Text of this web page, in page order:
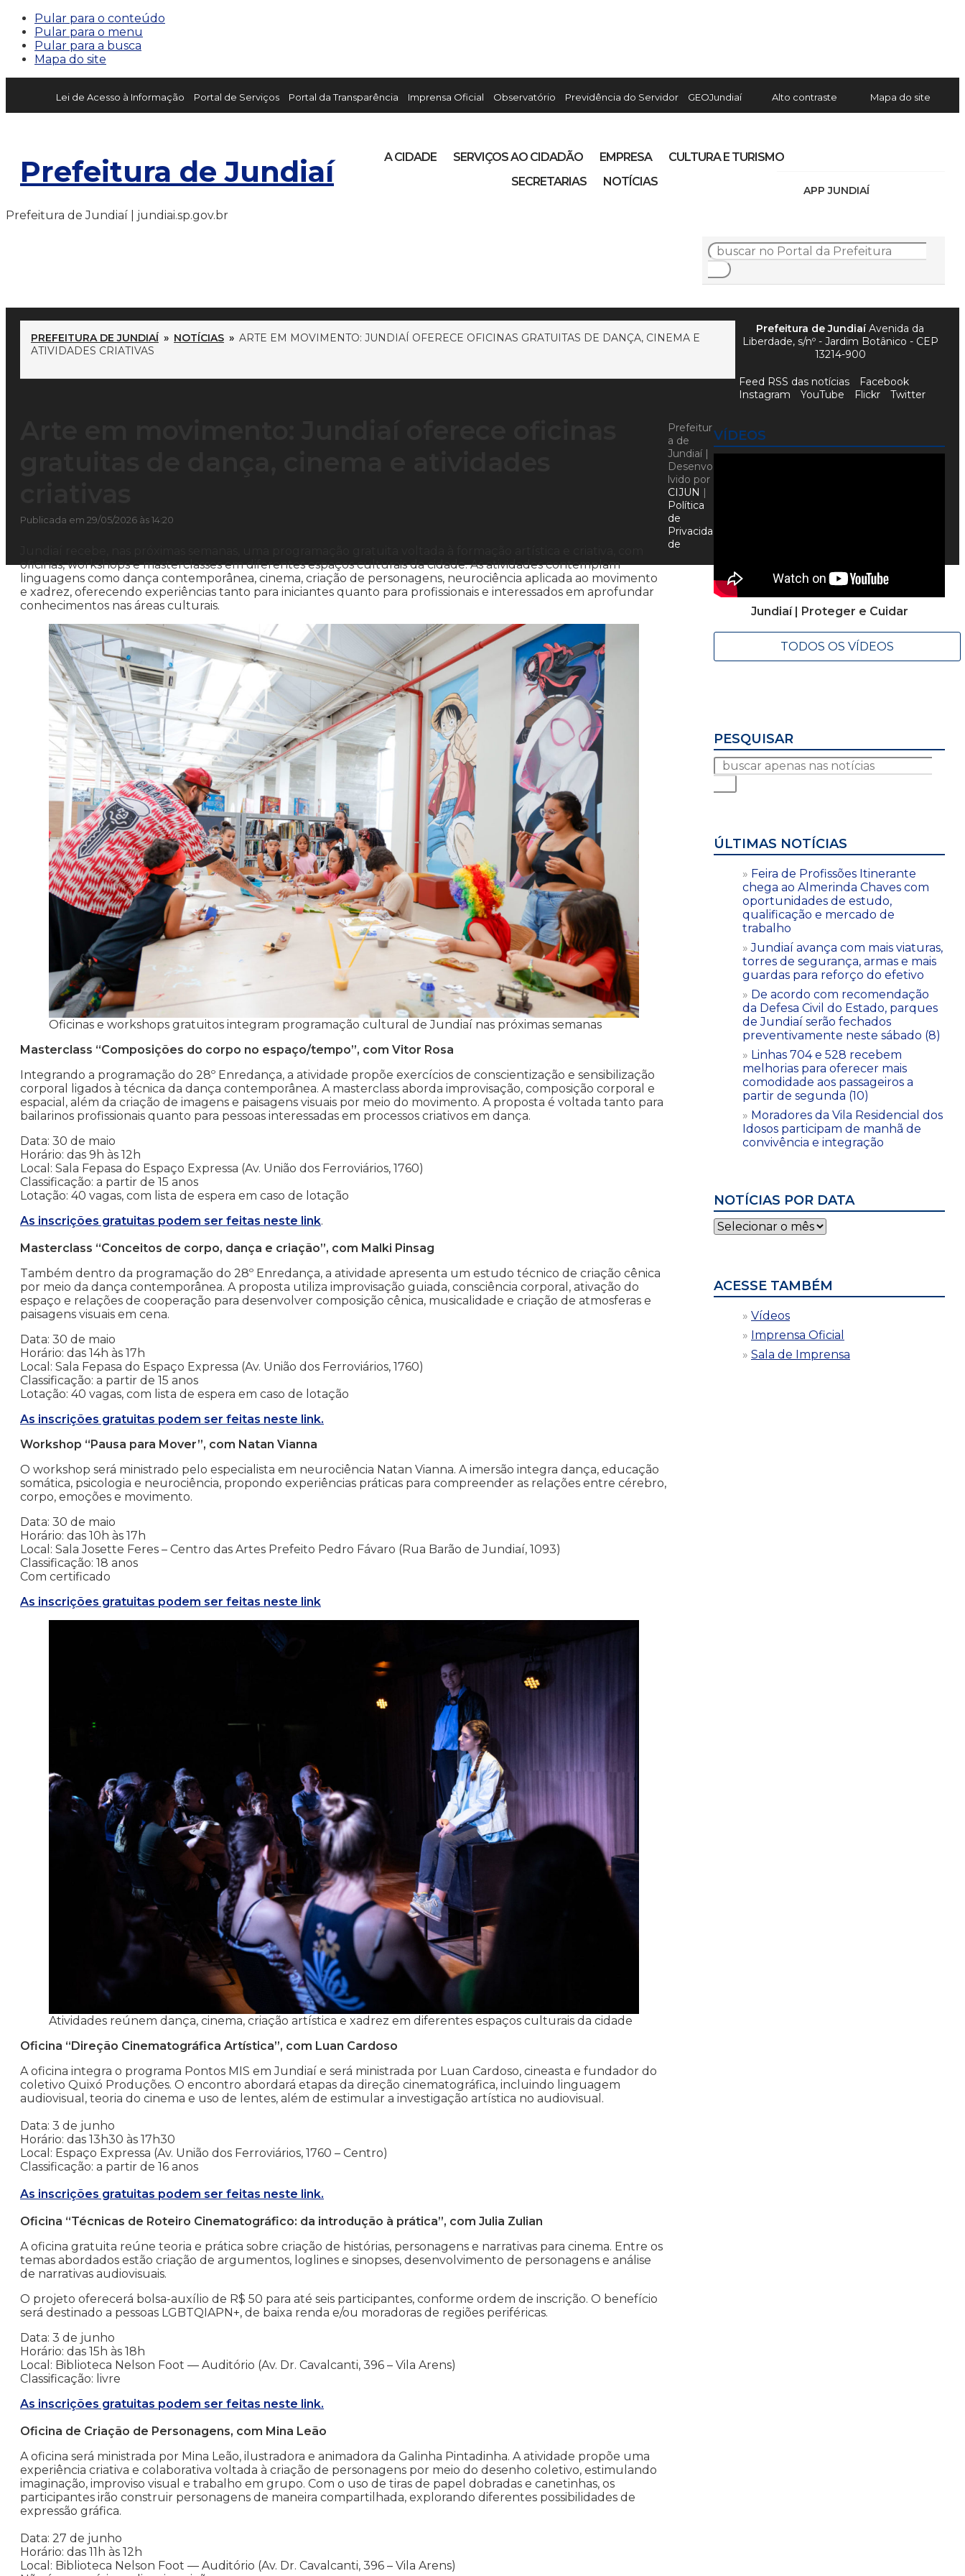
Pular para o conteúdo
Pular para o menu
Pular para a busca
Mapa do site
Lei de Acesso à Informação Portal de Serviços Portal da Transparência Imprensa Oficial Observatório Previdência do Servidor GEOJundiaí Alto contraste Mapa do site
Prefeitura de Jundiaí
APP JUNDIAÍ
A CIDADE SERVIÇOS AO CIDADÃO EMPRESA
CULTURA E TURISMO
SECRETARIAS
NOTÍCIAS
Prefeitura de Jundiaí | jundiai.sp.gov.br
PREFEITURA DE JUNDIAÍ » NOTÍCIAS » ARTE EM MOVIMENTO: JUNDIAÍ OFERECE OFICINAS GRATUITAS DE DANÇA, CINEMA E
ATIVIDADES CRIATIVAS
Publicada em 29/05/2026 às 14:20
oficinas, workshops e masterclasses em diferentes espaços culturais da cidade. As atividades contemplam
linguagens como dança contemporânea, cinema, criação de personagens, neurociência aplicada ao movimento
e xadrez, oferecendo experiências tanto para iniciantes quanto para profissionais e interessados em aprofundar
conhecimentos nas áreas culturais.
Oficinas e workshops gratuitos integram programação cultural de Jundiaí nas próximas semanas
Masterclass “Composições do corpo no espaço/tempo”, com Vitor Rosa
Integrando a programação do 28º Enredança, a atividade propõe exercícios de conscientização e sensibilização
corporal ligados à técnica da dança contemporânea. A masterclass aborda improvisação, composição corporal e
espacial, além da criação de imagens e paisagens visuais por meio do movimento. A proposta é voltada tanto para
bailarinos profissionais quanto para pessoas interessadas em processos criativos em dança.
Data: 30 de maio
Horário: das 9h às 12h
Local: Sala Fepasa do Espaço Expressa (Av. União dos Ferroviários, 1760)
Classificação: a partir de 15 anos
Lotação: 40 vagas, com lista de espera em caso de lotação
As inscrições gratuitas podem ser feitas neste link.
Masterclass “Conceitos de corpo, dança e criação”, com Malki Pinsag
Também dentro da programação do 28º Enredança, a atividade apresenta um estudo técnico de criação cênica
por meio da dança contemporânea. A proposta utiliza improvisação guiada, consciência corporal, ativação do
espaço e relações de cooperação para desenvolver composição cênica, musicalidade e criação de atmosferas e
paisagens visuais em cena.
Data: 30 de maio
Horário: das 14h às 17h
Local: Sala Fepasa do Espaço Expressa (Av. União dos Ferroviários, 1760)
Classificação: a partir de 15 anos
Lotação: 40 vagas, com lista de espera em caso de lotação
As inscrições gratuitas podem ser feitas neste link.
Workshop “Pausa para Mover”, com Natan Vianna
O workshop será ministrado pelo especialista em neurociência Natan Vianna. A imersão integra dança, educação
somática, psicologia e neurociência, propondo experiências práticas para compreender as relações entre cérebro,
corpo, emoções e movimento.
Data: 30 de maio
Horário: das 10h às 17h
Local: Sala Josette Feres – Centro das Artes Prefeito Pedro Fávaro (Rua Barão de Jundiaí, 1093)
Classificação: 18 anos
Com certificado
As inscrições gratuitas podem ser feitas neste link
Atividades reúnem dança, cinema, criação artística e xadrez em diferentes espaços culturais da cidade
Oficina “Direção Cinematográfica Artística”, com Luan Cardoso
A oficina integra o programa Pontos MIS em Jundiaí e será ministrada por Luan Cardoso, cineasta e fundador do
coletivo Quixó Produções. O encontro abordará etapas da direção cinematográfica, incluindo linguagem
audiovisual, teoria do cinema e uso de lentes, além de estimular a investigação artística no audiovisual.
Data: 3 de junho
Horário: das 13h30 às 17h30
Local: Espaço Expressa (Av. União dos Ferroviários, 1760 – Centro)
Classificação: a partir de 16 anos
As inscrições gratuitas podem ser feitas neste link.
Oficina “Técnicas de Roteiro Cinematográfico: da introdução à prática”, com Julia Zulian
A oficina gratuita reúne teoria e prática sobre criação de histórias, personagens e narrativas para cinema. Entre os
temas abordados estão criação de argumentos, loglines e sinopses, desenvolvimento de personagens e análise
de narrativas audiovisuais.
O projeto oferecerá bolsa-auxílio de R$ 50 para até seis participantes, conforme ordem de inscrição. O benefício
será destinado a pessoas LGBTQIAPN+, de baixa renda e/ou moradoras de regiões periféricas.
Data: 3 de junho
Horário: das 15h às 18h
Local: Biblioteca Nelson Foot — Auditório (Av. Dr. Cavalcanti, 396 – Vila Arens)
Classificação: livre
As inscrições gratuitas podem ser feitas neste link.
Oficina de Criação de Personagens, com Mina Leão
A oficina será ministrada por Mina Leão, ilustradora e animadora da Galinha Pintadinha. A atividade propõe uma
experiência criativa e colaborativa voltada à criação de personagens por meio do desenho coletivo, estimulando
imaginação, improviso visual e trabalho em grupo. Com o uso de tiras de papel dobradas e canetinhas, os
participantes irão construir personagens de maneira compartilhada, explorando diferentes possibilidades de
expressão gráfica.
Data: 27 de junho
Horário: das 11h às 12h
Local: Biblioteca Nelson Foot — Auditório (Av. Dr. Cavalcanti, 396 – Vila Arens)
VÍDEOS
Jundiaí | Proteger e Cuidar
TODOS OS VÍDEOS
PESQUISAR
ÚLTIMAS NOTÍCIAS
Feira de Profissões Itinerante
chega ao Almerinda Chaves com
oportunidades de estudo,
qualificação e mercado de
trabalho
Jundiaí avança com mais viaturas,
torres de segurança, armas e mais
guardas para reforço do efetivo
De acordo com recomendação
da Defesa Civil do Estado, parques
de Jundiaí serão fechados
preventivamente neste sábado (8)
Linhas 704 e 528 recebem
melhorias para oferecer mais
comodidade aos passageiros a
partir de segunda (10)
Moradores da Vila Residencial dos
Idosos participam de manhã de
convivência e integração
NOTÍCIAS POR DATA
Notícias
por
ACESSE TAMBÉM
Vídeos
Imprensa Oficial
Sala de Imprensa
Prefeitura de JundiaíAvenida da
Liberdade, s/nº - Jardim Botânico - CEP
13214-900
Feed RSS das notícias
Facebook
Instagram
YouTube Flickr Twitter
Prefeitur
a de
Jundiaí |
Desenvo
lvido por
CIJUN |
Política
de
Privacida
de